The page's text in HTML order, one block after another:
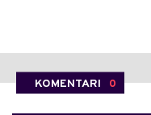
KOMENTARI 0